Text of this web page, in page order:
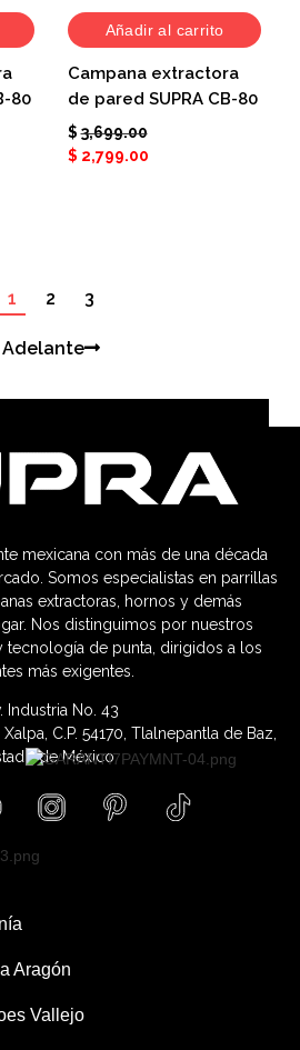
80
Añadir al carrito
Campana extractora
de pared SUPRA CB-80
$ 3,699.00
$ 2,799.00
1 2 3
Adelante
mexicana con más de una década
Somos especialistas en parrillas
extractoras, hornos y demás
Nos distinguimos por nuestros
tecnología de punta, dirigidos a los
más exigentes.
Industria No. 43
C.P. 54170, Tlalnepantla de Baz,
de México.
Aragón
Vallejo